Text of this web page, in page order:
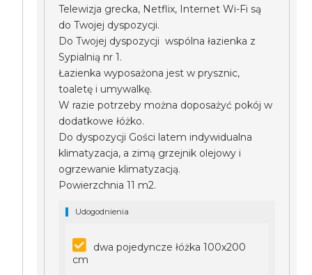
Telewizja grecka, Netflix, Internet Wi-Fi są
do Twojej dyspozycji.
Do Twojej dyspozycji wspólna łazienka z
Sypialnią nr 1.
Łazienka wyposażona jest w prysznic,
toaletę i umywalkę.
W razie potrzeby można doposażyć pokój w
dodatkowe łóżko.
Do dyspozycji Gości latem indywidualna
klimatyzacja, a zimą grzejnik olejowy i
ogrzewanie klimatyzacją.
Powierzchnia 11 m2.
Udogodnienia
dwa pojedyncze łóżka 100x200
cm